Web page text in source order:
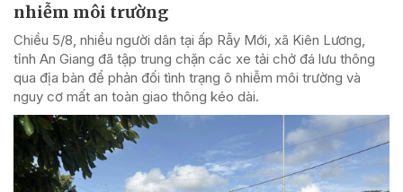
nhiễm môi trường
Chiều 5/8, nhiều người dân tại ấp Rẫy Mới, xã Kiên Lương,
tỉnh An Giang đã tập trung chặn các xe tải chở đá lưu thông
qua địa bàn để phản đối tình trạng ô nhiễm môi trường và
nguy cơ mất an toàn giao thông kéo dài.